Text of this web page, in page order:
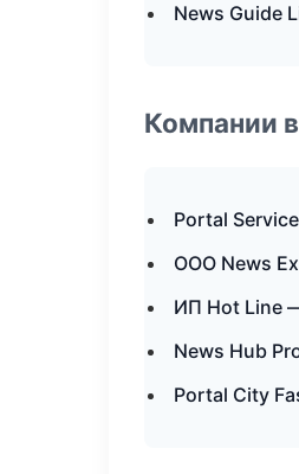
News Guide
Компании
Portal
ООО News
ИП Hot Line
News Hub
Portal City